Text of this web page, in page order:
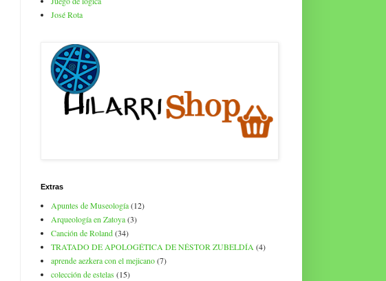
José Rota
Extras
Apuntes de Museología(12)
Arqueología en Zatoya(3)
Canción de Roland(34)
TRATADO DE APOLOGÉTICA DE NÉSTOR ZUBELDÍA (4)
aprende aezkera con el mejicano(7)
colección de estelas(15)